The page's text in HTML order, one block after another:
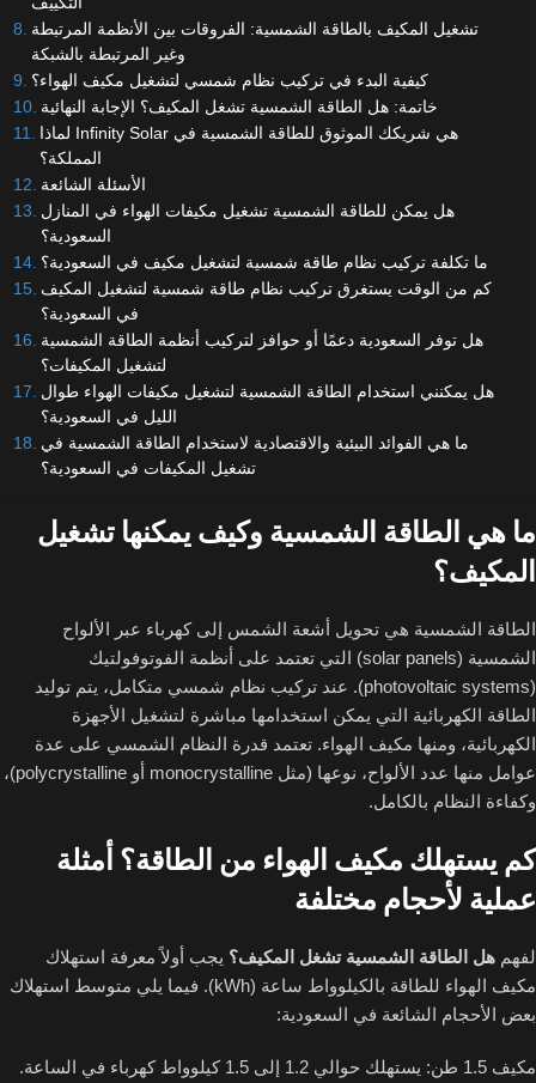
تشغيل المكيف بالطاقة الشمسية: الفروقات بين الأنظمة المرتبطة
وغير المرتبطة بالشبكة
كيفية البدء في تركيب نظام شمسي لتشغيل مكيف الهواء؟
خاتمة: هل الطاقة الشمسية تشغل المكيف؟ الإجابة النهائية
لماذا Infinity Solar هي شريكك الموثوق للطاقة الشمسية في
المملكة؟
الأسئلة الشائعة
هل يمكن للطاقة الشمسية تشغيل مكيفات الهواء في المنازل
السعودية؟
ما تكلفة تركيب نظام طاقة شمسية لتشغيل مكيف في السعودية؟
كم من الوقت يستغرق تركيب نظام طاقة شمسية لتشغيل المكيف
في السعودية؟
هل توفر السعودية دعمًا أو حوافز لتركيب أنظمة الطاقة الشمسية
لتشغيل المكيفات؟
هل يمكنني استخدام الطاقة الشمسية لتشغيل مكيفات الهواء طوال
الليل في السعودية؟
ما هي الفوائد البيئية والاقتصادية لاستخدام الطاقة الشمسية في
تشغيل المكيفات في السعودية؟
ما هي الطاقة الشمسية وكيف يمكنها تشغيل
المكيف؟
الطاقة الشمسية هي تحويل أشعة الشمس إلى كهرباء عبر الألواح
الشمسية (solar panels) التي تعتمد على أنظمة الفوتوفولتيك
(photovoltaic systems). عند تركيب نظام شمسي متكامل، يتم توليد
الطاقة الكهربائية التي يمكن استخدامها مباشرة لتشغيل الأجهزة
الكهربائية، ومنها مكيف الهواء. تعتمد قدرة النظام الشمسي على عدة
عوامل منها عدد الألواح، نوعها (مثل monocrystalline أو polycrystalline)،
وكفاءة النظام بالكامل.
كم يستهلك مكيف الهواء من الطاقة؟ أمثلة
عملية لأحجام مختلفة
لفهم هل الطاقة الشمسية تشغل المكيف؟ يجب أولاً معرفة استهلاك
مكيف الهواء للطاقة بالكيلوواط ساعة (kWh). فيما يلي متوسط استهلاك
بعض الأحجام الشائعة في السعودية:
مكيف 1.5 طن: يستهلك حوالي 1.2 إلى 1.5 كيلوواط كهرباء في الساعة.